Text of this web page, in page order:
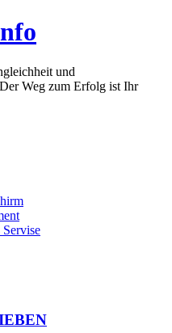
und
Weg zum Erfolg ist Ihr